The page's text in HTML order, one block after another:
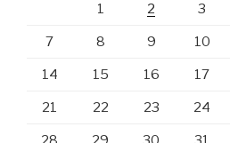
1 2 3
7 8 9 10
14 15 16 17
21 22 23 24